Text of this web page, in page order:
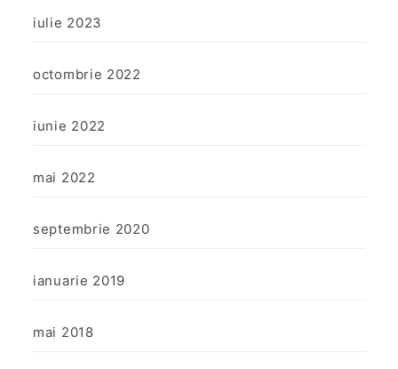
iulie 2023
octombrie 2022
iunie 2022
mai 2022
septembrie 2020
ianuarie 2019
mai 2018